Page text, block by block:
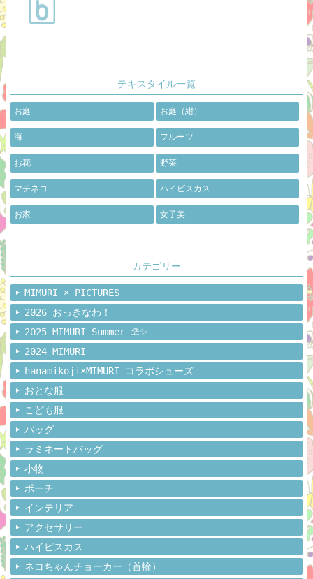
テキスタイル一覧
お庭 お庭（紺）
海 フルーツ
お花 野菜
マチネコ ハイビスカス
お家 女子美
カテゴリー
MIMURI × PICTURES
2026 おっきなわ！
2025 MIMURI Summer ⛱️✨
2024 MIMURI
hanamikoji×MIMURI コラボシューズ
おとな服
こども服
バッグ
ラミネートバッグ
小物
ポーチ
インテリア
アクセサリー
ハイビスカス
ネコちゃんチョーカー（首輪）